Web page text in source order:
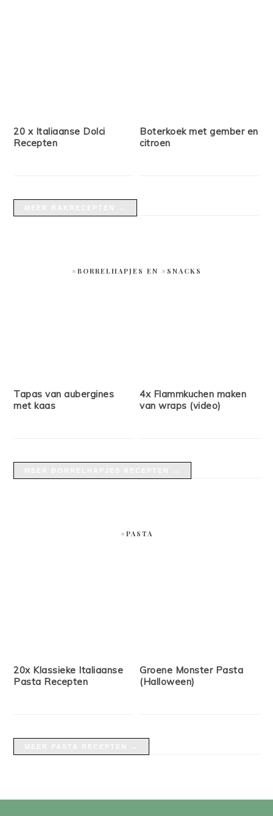
20 x Italiaanse Dolci
Recepten
Boterkoek met gember en
citroen
#BORRELHAPJES EN #SNACKS
Tapas van aubergines
met kaas
4x Flammkuchen maken
van wraps (video)
#PASTA
20x Klassieke Italiaanse
Pasta Recepten
Groene Monster Pasta
(Halloween)